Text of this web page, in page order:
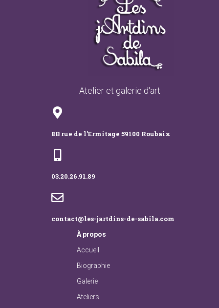
Atelier et galerie d'art
8B rue de l'Ermitage 59100 Roubaix
03.20.26.91.89
contact@les-jartdins-de-sabila.com
Àpropos
Accueil
Biographie
Galerie
Ateliers